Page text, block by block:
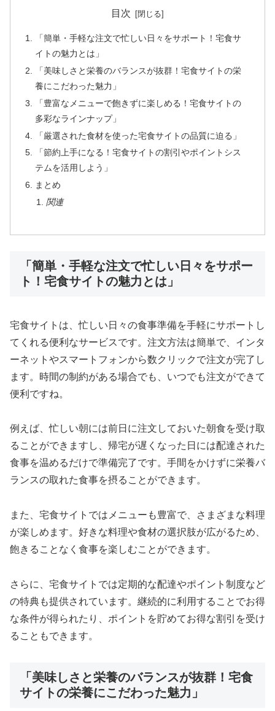
目次
「簡単・手軽な注文で忙しい日々をサポート！宅食サ
イトの魅力とは」
「美味しさと栄養のバランスが抜群！宅食サイトの栄
養にこだわった魅力」
「豊富なメニューで飽きずに楽しめる！宅食サイトの
多彩なラインナップ」
「厳選された食材を使った宅食サイトの品質に迫る」
「節約上手になる！宅食サイトの割引やポイントシス
テムを活用しよう」
まとめ
関連
「簡単・手軽な注文で忙しい日々をサポー
ト！宅食サイトの魅力とは」
宅食サイトは、忙しい日々の食事準備を手軽にサポートし
てくれる便利なサービスです。注文方法は簡単で、インタ
ーネットやスマートフォンから数クリックで注文が完了し
ます。時間の制約がある場合でも、いつでも注文ができて
便利ですね。
例えば、忙しい朝には前日に注文しておいた朝食を受け取
ることができますし、帰宅が遅くなった日には配達された
食事を温めるだけで準備完了です。手間をかけずに栄養バ
ランスの取れた食事を摂ることができます。
また、宅食サイトではメニューも豊富で、さまざまな料理
が楽しめます。好きな料理や食材の選択肢が広がるため、
飽きることなく食事を楽しむことができます。
さらに、宅食サイトでは定期的な配達やポイント制度など
の特典も提供されています。継続的に利用することでお得
な条件が得られたり、ポイントを貯めてお得な割引を受け
ることもできます。
「美味しさと栄養のバランスが抜群！宅食
サイトの栄養にこだわった魅力」